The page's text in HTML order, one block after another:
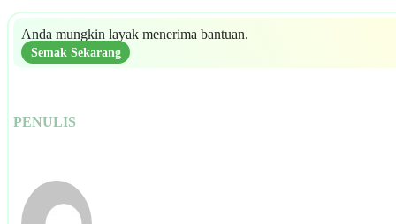
Anda mungkin layak menerima bantuan.
Semak Sekarang
PENULIS